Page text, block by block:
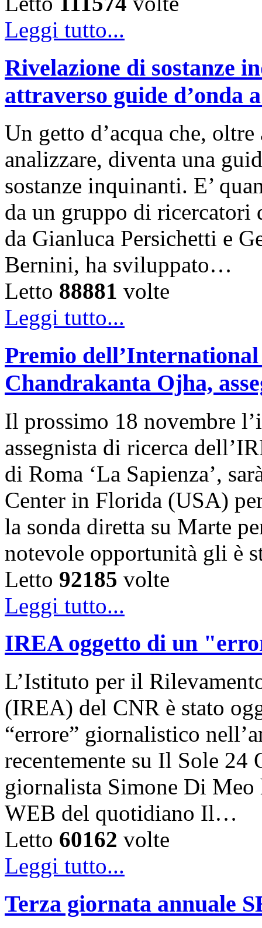
Leggi tutto...
Rivelazione di sostanze
attraverso guide d’onda
Un getto d’acqua che, oltre
analizzare, diventa una
sostanze inquinanti. E’
da un gruppo di
da Gianluca Persichetti e
Bernini, ha sviluppato…
Letto 88881 volte
Leggi tutto...
Premio dell’International
Chandrakanta Ojha,
Il prossimo 18 novembre
assegnista di ricerca
di Roma ‘La Sapienza’,
Center in Florida (USA)
la sonda diretta su Marte
notevole opportunità gli è
Letto 92185 volte
Leggi tutto...
IREA oggetto di un
L’Istituto per il
(IREA) del CNR è stato
“errore” giornalistico
recentemente su Il Sole
giornalista Simone Di
WEB del quotidiano Il…
Letto 60162 volte
Leggi tutto...
Terza giornata annuale